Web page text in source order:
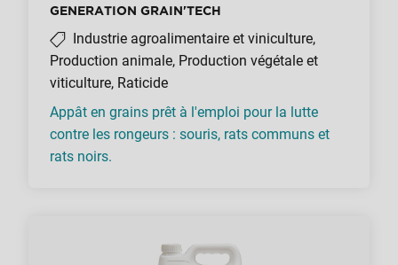
GENERATION GRAIN'TECH
Industrie agroalimentaire et viniculture,
Production animale, Production végétale et
viticulture, Raticide
Appât en grains prêt à l'emploi pour la lutte
contre les rongeurs : souris, rats communs et
rats noirs.